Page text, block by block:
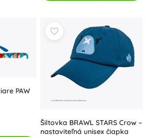
PAW
Šiltovka BRAWL STARS Crow –
nastaviteľná unisex čiapka